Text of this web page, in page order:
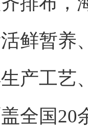
鲜暂养
产工艺
全国20